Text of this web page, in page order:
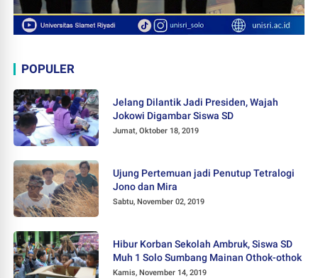
POPULER
Jelang Dilantik Jadi Presiden, Wajah
Jokowi Digambar Siswa SD
Jumat, Oktober 18, 2019
Ujung Pertemuan jadi Penutup Tetralogi
Jono dan Mira
Sabtu, November 02, 2019
Hibur Korban Sekolah Ambruk, Siswa SD
Muh 1 Solo Sumbang Mainan Othok-othok
Kamis, November 14, 2019